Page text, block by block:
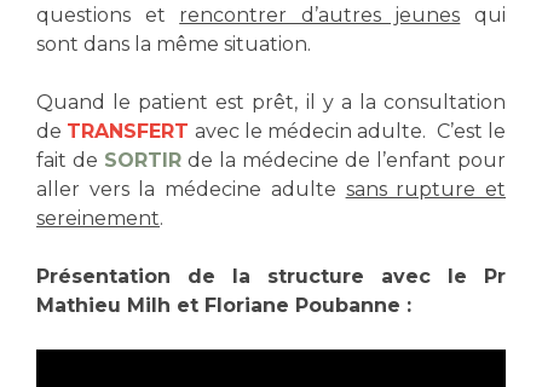
Handicap
Pôle Médecine Physique et Réadaptation
Accueil sourds et malentendants
Charte Romain Jacob
Mouvement Parcours Handicap 13
Activité physique
Plateforme des internes
Professionnels de santé
Adresser un patient
Réseaux de soins
Médicale
Radiologie / Imagerie
Cancérologie
questions et rencontrer d’autres jeunes qui
sont dans la même situation.
Quand le patient est prêt, il y a la consultation
de TRANSFERT avec le médecin adulte. C’est le
fait de SORTIR de la médecine de l’enfant pour
aller vers la médecine adulte sans rupture et
sereinement.
Présentation de la structure avec le Pr
Mathieu Milh et Floriane Poubanne :